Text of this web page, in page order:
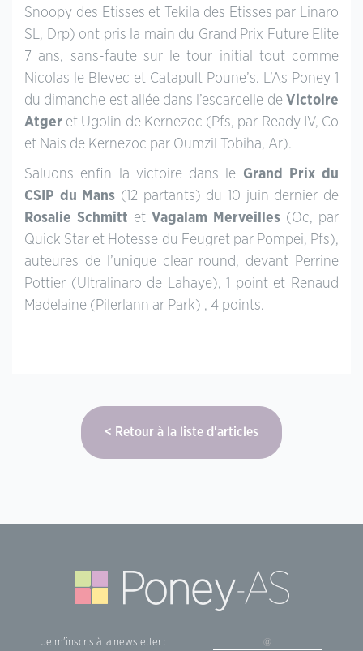
Snoopy des Etisses et Tekila des Etisses par Linaro
SL, Drp) ont pris la main du Grand Prix Future Elite
7 ans, sans-faute sur le tour initial tout comme
Nicolas le Blevec et Catapult Poune’s. L’As Poney 1
du dimanche est allée dans l’escarcelle de Victoire
Atger et Ugolin de Kernezoc (Pfs, par Ready IV, Co
et Nais de Kernezoc par Oumzil Tobiha, Ar).
Saluons enfin la victoire dans le Grand Prix du
CSIP du Mans (12 partants) du 10 juin dernier de
Rosalie Schmitt et Vagalam Merveilles (Oc, par
Quick Star et Hotesse du Feugret par Pompei, Pfs),
auteures de l’unique clear round, devant Perrine
Pottier (Ultralinaro de Lahaye), 1 point et Renaud
Madelaine (Pilerlann ar Park) , 4 points.
Retour à la liste d'articles
Je m'inscris à la newsletter :